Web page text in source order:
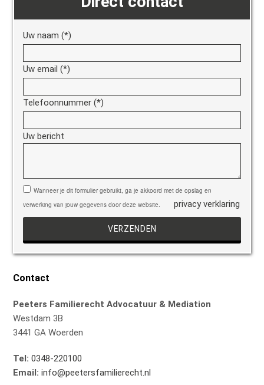
Uw naam (*)
Uw email (*)
Telefoonnummer (*)
Uw bericht
Gelieve dit veld leeg te laten.
Wanneer je dit formulier gebruikt, ga je akkoord met de opslag en
verwerking van jouw gegevens door deze website.
privacy verklaring
Contact
Peeters Familierecht Advocatuur & Mediation
Westdam 3B
3441 GA Woerden
Tel: 0348-220100
Email: info@peetersfamilierecht.nl